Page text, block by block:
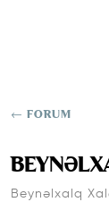
← FORUM
Beynəlxalq